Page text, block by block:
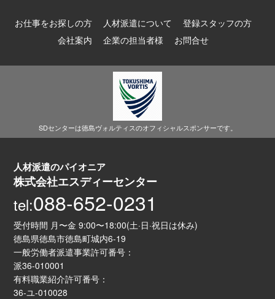
お仕事をお探しの方 人材派遣について
登録スタッフの方
会社案内
企業の担当者様 お問合せ
SDセンターは徳島ヴォルティスのオフィシャルスポンサーです。
人材派遣のパイオニア
株式会社エスディーセンター
tel:088-652-0231
受付時間 月〜金 9:00〜18:00(土·日·祝日は休み)
徳島県徳島市徳島町城内6-19
一般労働者派遣事業許可番号：
派36-010001
有料職業紹介許可番号：
36-ユ-010028